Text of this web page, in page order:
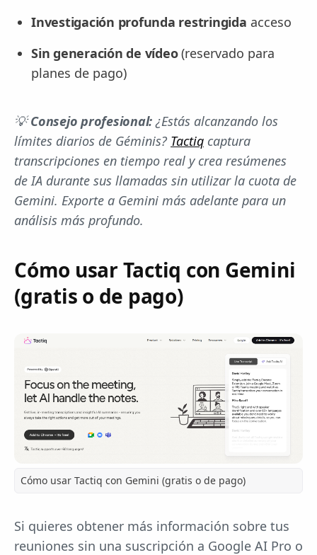
Investigación profunda restringida acceso
Sin generación de vídeo(reservado para
planes de pago)
💡Consejo profesional:¿Estás alcanzando los
límites diarios de Géminis? Tactiq captura
transcripciones en tiempo real y crea resúmenes
de IA durante sus llamadas sin utilizar la cuota de
Gemini. Exporte a Gemini más adelante para un
análisis más profundo.
Cómo usar Tactiq con Gemini
(gratis o de pago)
Cómo usar Tactiq con Gemini (gratis o de pago)
Si quieres obtener más información sobre tus
reuniones sin una suscripción a Google AI Pro o